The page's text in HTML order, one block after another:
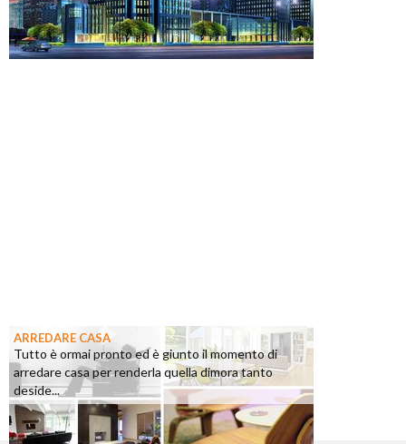
ARREDARE CASA
Tutto è ormai pronto ed è giunto il momento di
arredare casa per renderla quella dimora tanto
deside...